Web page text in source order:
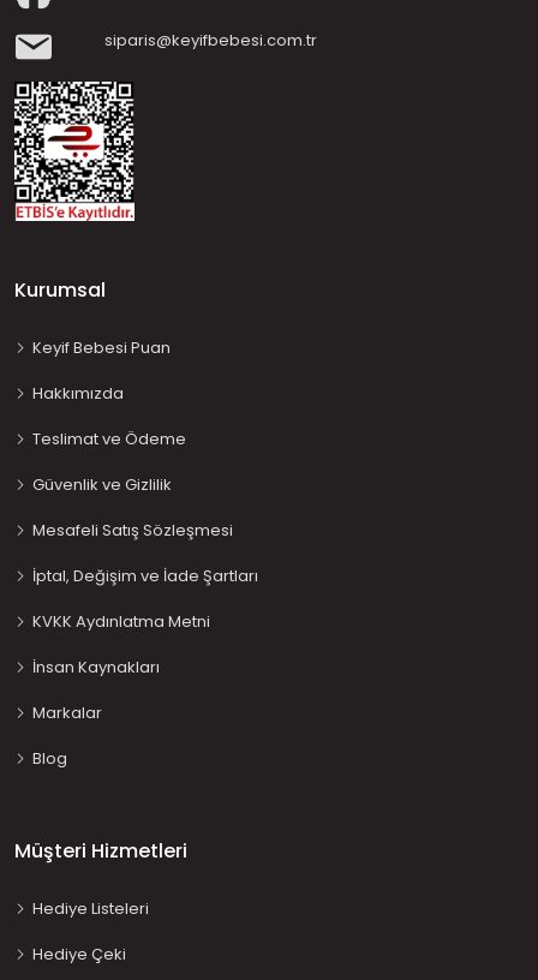
siparis@keyifbebesi.com.tr
Kurumsal
Keyif Bebesi Puan
Hakkımızda
Teslimat ve Ödeme
Güvenlik ve Gizlilik
Mesafeli Satış Sözleşmesi
İptal, Değişim ve İade Şartları
KVKK Aydınlatma Metni
İnsan Kaynakları
Markalar
Blog
Müşteri Hizmetleri
Hediye Listeleri
Hediye Çeki